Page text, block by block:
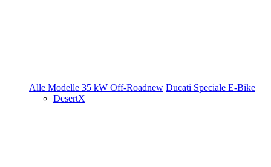
Alle Modelle 35 kW Off-Roadnew Ducati Speciale E-Bike
DesertX